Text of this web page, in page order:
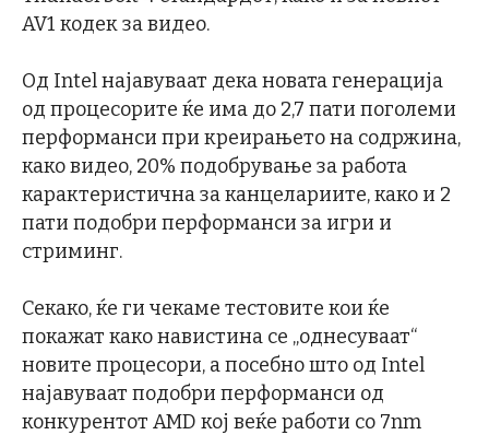
AV1 кодек за видео.
Од Intel најавуваат дека новата генерација
од процесорите ќе има до 2,7 пати поголеми
перформанси при креирањето на содржина,
како видео, 20% подобрување за работа
карактеристична за канцелариите, како и 2
пати подобри перформанси за игри и
стриминг.
Секако, ќе ги чекаме тестовите кои ќе
покажат како навистина се „однесуваат“
новите процесори, а посебно што од Intel
најавуваат подобри перформанси од
конкурентот AMD кој веќе работи со 7nm